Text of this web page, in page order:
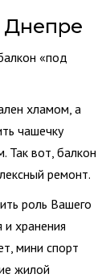
Днепре
«под
хламом, а
чашечку
Так вот, балкон
ремонт.
роль Вашего
хранения
мини спорт
жилой